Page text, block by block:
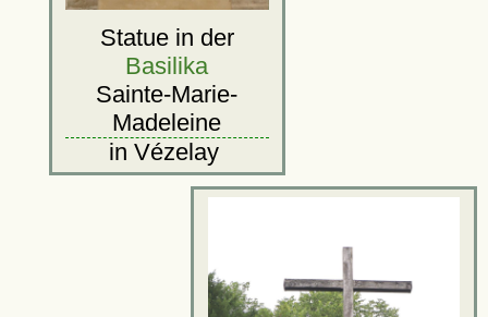
Statue in der
Basilika
Sainte-Marie-
Madeleine
in Vézelay